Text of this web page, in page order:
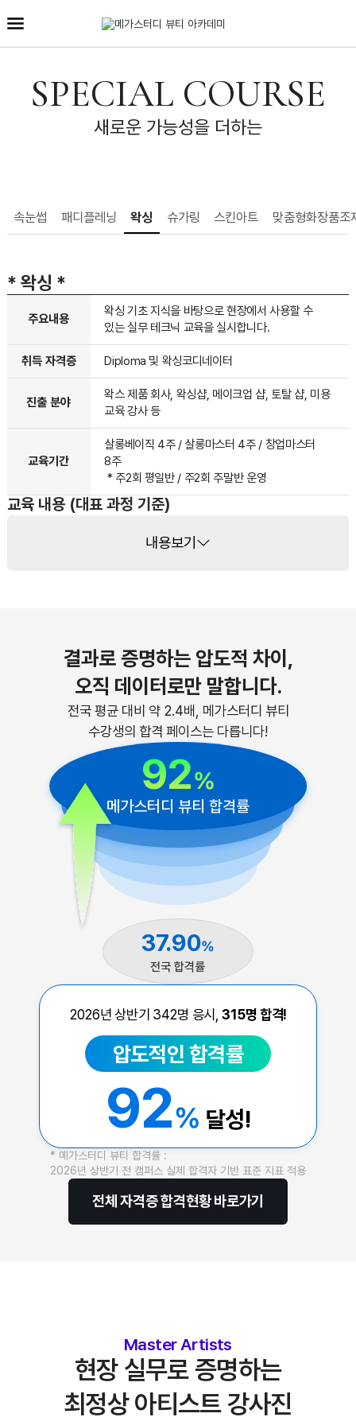
SPECIAL COURSE
새로운 가능성을 더하는
속눈썹 패디플레닝 왁싱 슈가링 스킨아트 맞춤형화장품조
* 왁싱 *
주요내용
왁싱 기초 지식을 바탕으로 현장에서 사용할 수
있는 실무 테크닉 교육을 실시합니다.
취득 자격증 Diploma 및 왁싱코디네이터
진출 분야
왁스 제품 회사, 왁싱샵, 메이크업 샵, 토탈 샵, 미용
교육 강사 등
교육기간
살롱베이직 4주 / 살롱마스터 4주 / 창업마스터
8주
* 주2회 평일반 / 주2회 주말반 운영
교육 내용 (대표 과정 기준)
내용보기
결과로 증명하는 압도적 차이,
오직 데이터로만 말합니다.
전국 평균 대비 약 2.4배, 메가스터디 뷰티
수강생의 합격 페이스는 다릅니다!
92%
메가스터디 뷰티 합격률
37.90%
전국 합격률
2026년 상반기 342명 응시,315명 합격!
압도적인 합격률
92% 달성!
* 메가스터디 뷰티 합격률 :
2026년 상반기 전 캠퍼스 실제 합격자 기반 표준 지표 적용
전체 자격증 합격현황 바로가기
Master Artists
현장 실무로 증명하는
최정상 아티스트 강사진